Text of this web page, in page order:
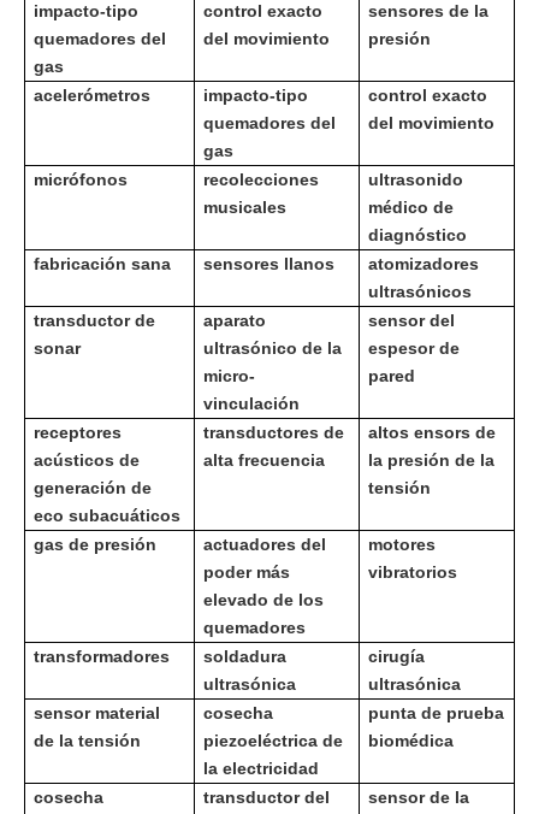
impacto-tipo
quemadores del
gas
control exacto
del movimiento
sensores de la
presión
acelerómetros
impacto-tipo
quemadores del
gas
control exacto
del movimiento
micrófonos
recolecciones
musicales
ultrasonido
médico de
diagnóstico
fabricación sana
sensores llanos
atomizadores
ultrasónicos
transductor de
sonar
aparato
ultrasónico de la
micro-
vinculación
sensor del
espesor de
pared
receptores
acústicos de
generación de
eco subacuáticos
transductores de
alta frecuencia
altos ensors de
la presión de la
tensión
gas de presión
actuadores del
poder más
elevado de los
quemadores
motores
vibratorios
transformadores
soldadura
ultrasónica
cirugía
ultrasónica
sensor material
de la tensión
cosecha
piezoeléctrica de
la electricidad
punta de prueba
biomédica
cosecha transductor del sensor de la